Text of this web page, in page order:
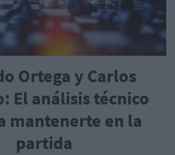
Ortega y Carlos
El análisis técnico
mantenerte en la
partida